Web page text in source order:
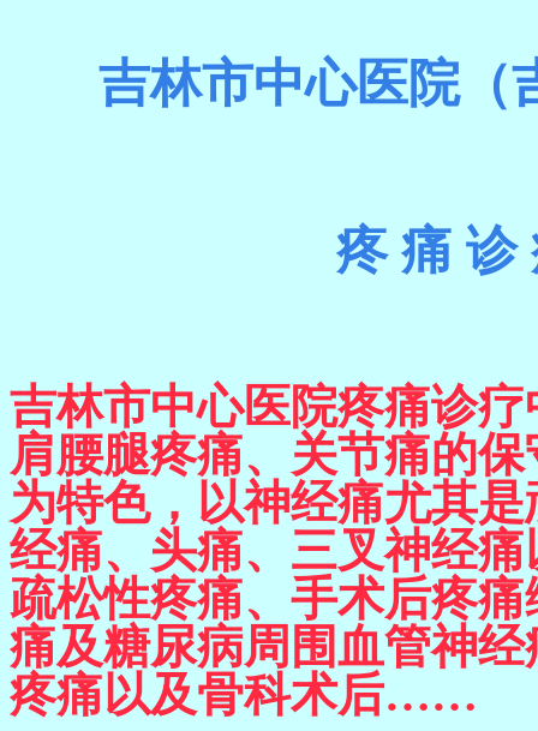
吉林市中心医院（
疼 痛 诊
吉林市中心医院疼痛诊
肩腰腿疼痛、关节痛的
为特色，以神经痛尤其
经痛、头痛、三叉神经
疏松性疼痛、手术后疼
痛及糖尿病周围血管神经
疼痛以及骨科术后……